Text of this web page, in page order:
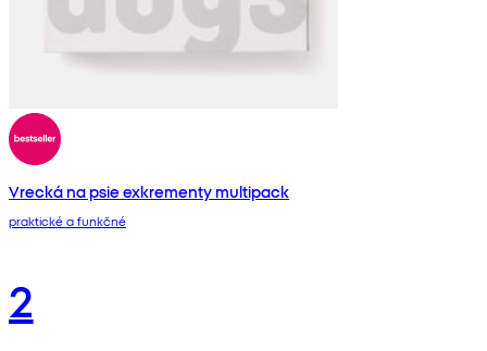
Vrecká na psie exkrementy multipack
praktické a funkčné
2